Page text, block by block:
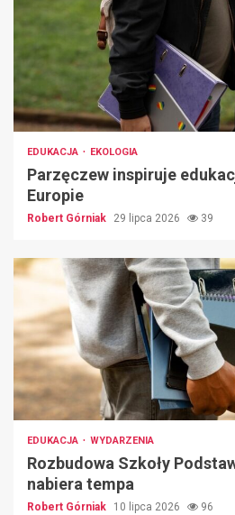
EDUKACJA EKOLOGIA
Parzęczew inspiruje
Europie
Robert Górniak 29 lipca 2026 39
EDUKACJA WYDARZENIA
Rozbudowa Szkoły
nabiera tempa
Robert Górniak 10 lipca 2026 96